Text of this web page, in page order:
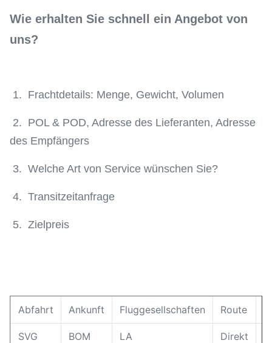
Wie erhalten Sie schnell ein Angebot von
uns?
1. Frachtdetails: Menge, Gewicht, Volumen
2. POL & POD, Adresse des Lieferanten, Adresse
des Empfängers
3. Welche Art von Service wünschen Sie?
4. Transitzeitanfrage
5. Zielpreis
Abfahrt Ankunft Fluggesellschaften Route
SVG BOM LA Direkt